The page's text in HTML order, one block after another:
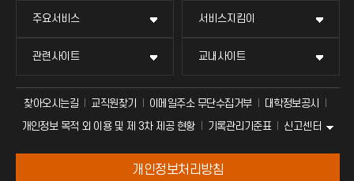
주요서비스 서비스지킴이
관련사이트 교내사이트
찾아오시는길 교직원찾기 이메일주소 무단수집거부
대학정보공시
개인정보 목적 외 이용 및 제 3차 제공 현황
기록관리기준표 신고센터
개인정보처리방침